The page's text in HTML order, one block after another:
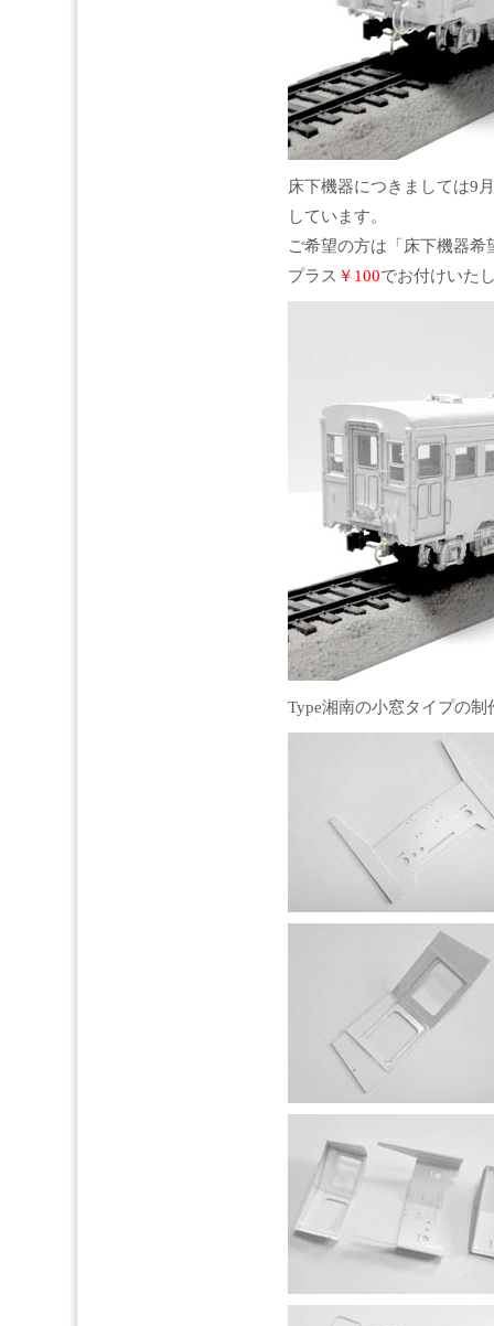
床下機器につきましては9
しています。
ご希望の方は「床下機器
プラス ￥100でお付けいた
Type湘南の小窓タイプの制